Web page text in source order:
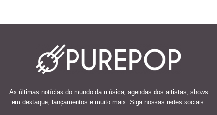
As últimas notícias do mundo da música, agendas dos artistas, shows
em destaque, lançamentos e muito mais. Siga nossas redes sociais.